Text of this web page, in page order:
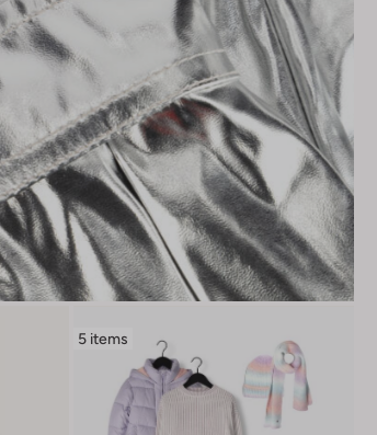
5 items